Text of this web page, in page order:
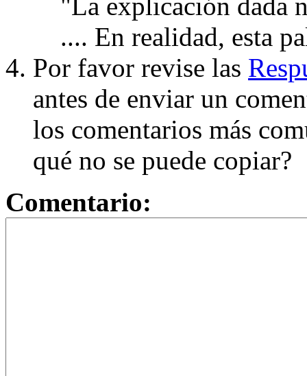
"La explicación dada
.... En realidad, esta
Por favor revise las
antes de enviar un
los comentarios más
qué no se puede copiar?
Comentario: